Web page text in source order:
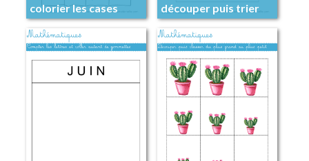
colorier les cases
avec 2 points
découper puis trier